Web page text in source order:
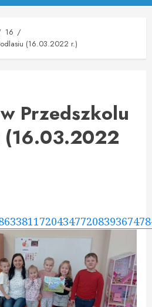
16
(16.03.2022 r.)
Przedszkolu
(16.03.2022